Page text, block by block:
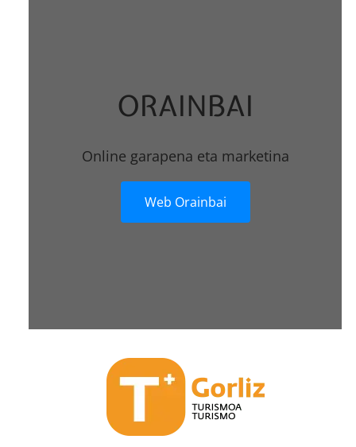
ORAINBAI
Online garapena eta marketina
Web Orainbai